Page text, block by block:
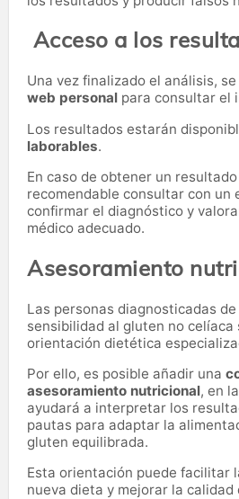
Acceso a los
Una vez finalizado el análisis,
web personal para consultar el
Los resultados estarán
laborables.
En caso de obtener un
recomendable consultar con un
confirmar el diagnóstico y
médico adecuado.
Asesoramiento
Las personas diagnosticadas
sensibilidad al gluten no
orientación dietética
Por ello, es posible añadir una
asesoramiento nutricional, en
ayudará a interpretar los
pautas para adaptar la
gluten equilibrada.
Esta orientación puede facilitar
nueva dieta y mejorar la calidad